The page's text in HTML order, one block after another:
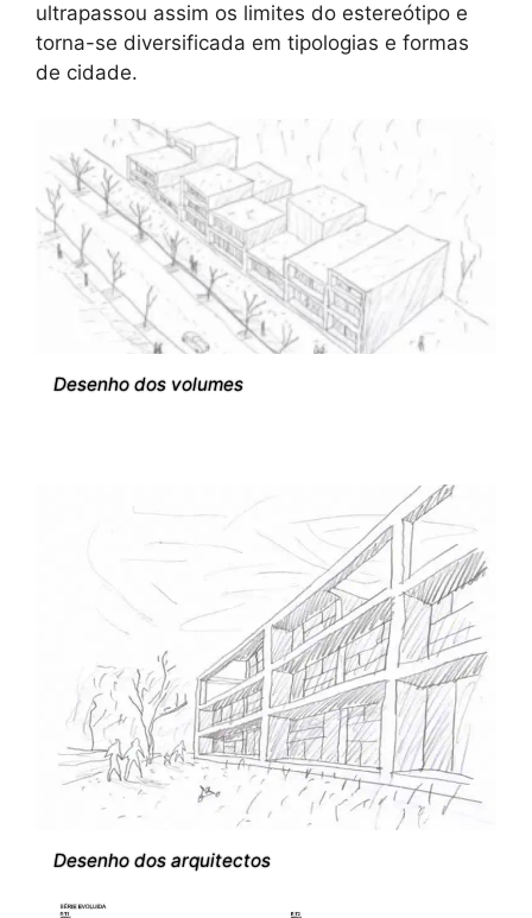
ultrapassou assim os limites do estereótipo e
torna-se diversificada em tipologias e formas
de cidade.
Desenho dos volumes
Desenho dos arquitectos